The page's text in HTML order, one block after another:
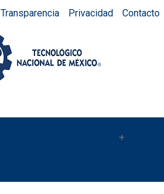
Transparencia Privacidad Contacto